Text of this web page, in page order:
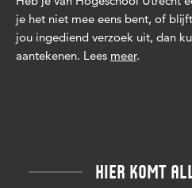
je het niet mee eens bent, of
jou ingediend verzoek uit, dan
aantekenen. Lees meer.
HIER KOMT